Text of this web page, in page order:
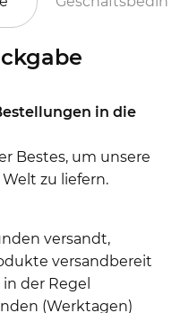
in die
Bestes, um unsere
zu liefern.
versandt,
versandbereit
der Regel
(Werktagen)